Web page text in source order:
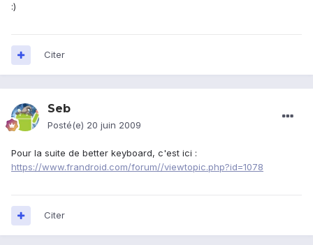
:)
Citer
Seb
Posté(e) 20 juin 2009
Pour la suite de better keyboard, c'est ici :
https://www.frandroid.com/forum//viewtopic.php?id=1078
Citer